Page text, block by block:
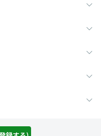
お問い合わせ・FAQ
リシーCookieポリシー